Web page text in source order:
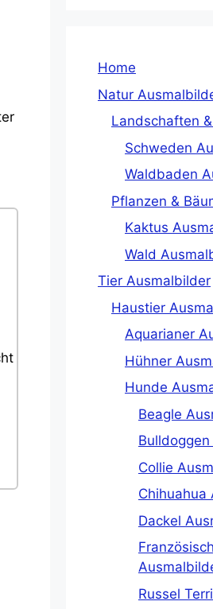
Home
Natur
Landschaften
Schweden
Waldbaden
Pflanzen &
Kaktus
Wald
Tier Ausmalbilder
Haustier
Aquarianer
Hühner
Hunde
Beagle
Collie
Chihuahua
Dackel
Russel